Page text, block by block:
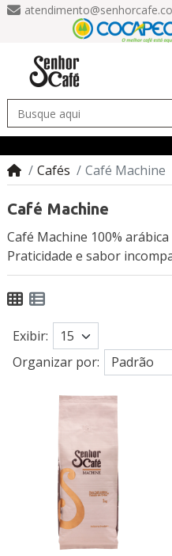
Cafés Café Machine
Café Machine
Café Machine 100%
Praticidade e sabor
Exibir:
Organizar por: